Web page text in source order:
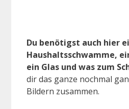
Du benötigst auch hier
Haushaltsschwamme,
ein Glas und was zum
dir das ganze nochmal
Bildern zusammen.